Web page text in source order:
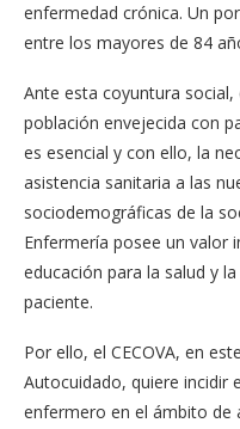
enfermedad crónica. Un
entre los mayores de 84
Ante esta coyuntura
población envejecida con
es esencial y con ello, la
asistencia sanitaria a las
sociodemográficas de la
Enfermería posee un valor
educación para la salud y
paciente.
Por ello, el CECOVA, en
Autocuidado, quiere incidir
enfermero en el ámbito de